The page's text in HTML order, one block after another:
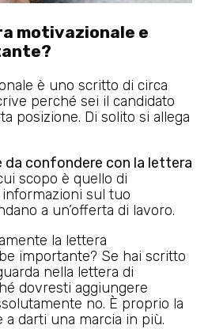
motivazionale e
è uno scritto di circa
perché sei il candidato
posizione. Di solito si allega
da confondere con la lettera
scopo è quello di
sul tuo
a un’offerta di lavoro.
la lettera
importante? Se hai scritto
nella lettera di
dovresti aggiungere
no. È proprio la
a darti una marcia in più.